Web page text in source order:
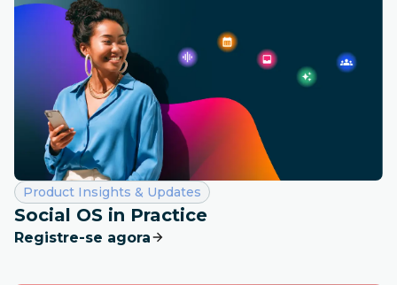
Categoria:
Product Insights & Updates
Social OS in Practice
Registre-se agora